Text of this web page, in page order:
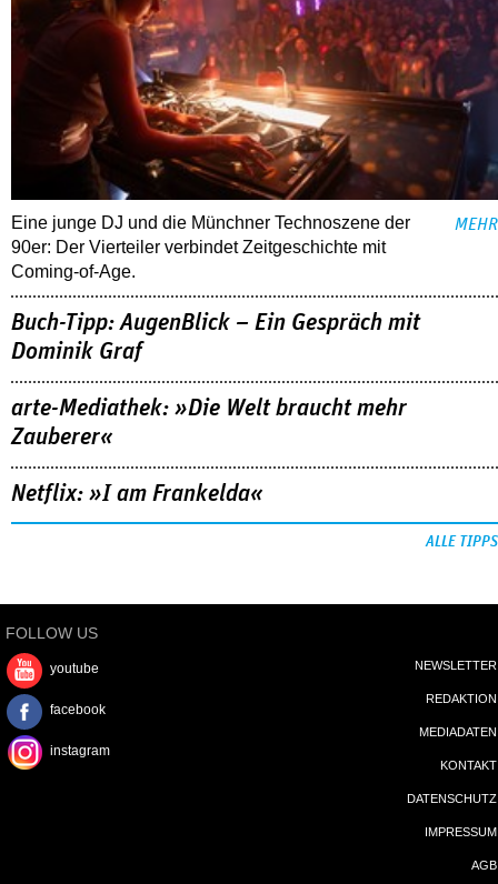
Eine junge DJ und die Münchner Technoszene der
90er: Der Vierteiler verbindet Zeitgeschichte mit
Coming-of-Age.
MEHR
Buch-Tipp: AugenBlick – Ein Gespräch mit
Dominik Graf
arte-Mediathek: »Die Welt braucht mehr
Zauberer«
Netflix: »I am Frankelda«
ALLE TIPPS
FOLLOW US
youtube
facebook
instagram
NEWSLETTER
REDAKTION
MEDIADATEN
KONTAKT
DATENSCHUTZ
IMPRESSUM
AGB